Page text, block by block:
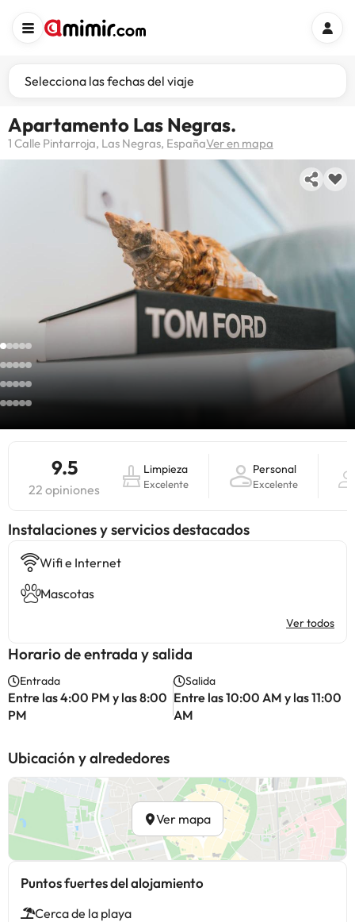
Selecciona las fechas del viaje
Apartamento Las Negras.
1 Calle Pintarroja, Las Negras, EspañaVer en mapa
9.5
22 opiniones
Limpieza
Excelente
Personal
Excelente
Instalaciones y servicios destacados
Wifi e Internet
Mascotas
Ver todos
Horario de entrada y salida
Entrada
Entre las 4:00 PM y las 8:00
PM
Salida
Entre las 10:00 AM y las 11:00
AM
Ubicación y alrededores
Ver mapa
Puntos fuertes del alojamiento
Cerca de la playa